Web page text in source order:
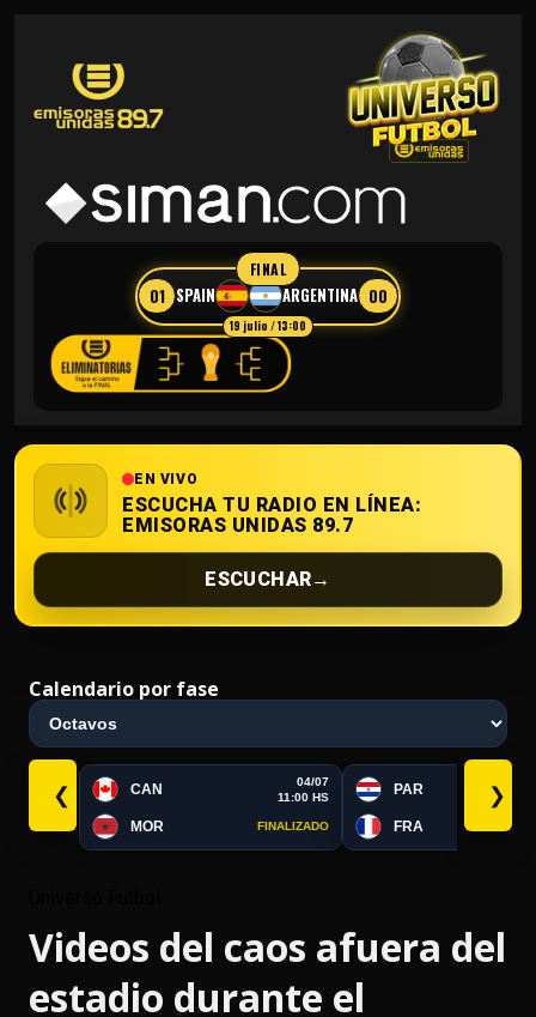
FINAL
01 SPAIN ARGENTINA 00
19 julio / 13:00
EN VIVO
ESCUCHA TU RADIO EN LÍNEA:
EMISORAS UNIDAS 89.7
ESCUCHAR→
Calendario por fase
❮ CAN
04/07
11:00 HS
MOR FINALIZADO
PAR
FRA
❯
Videos del caos afuera del
estadio durante el